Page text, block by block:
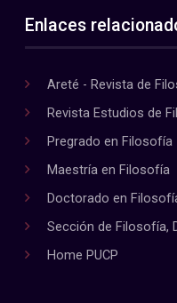
Enlaces
Areté - Revista de
Revista Estudios de
Pregrado en Filosofía
Maestría en Filosofía
Doctorado en
Sección de Filosofía,
Home PUCP